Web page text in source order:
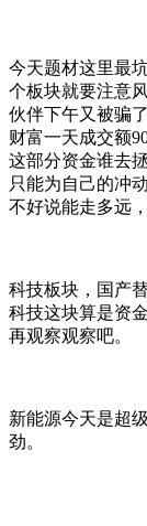
今天题材这里最
个板块就要注意
伙伴下午又被骗
财富一天成交额
这部分资金谁去
只能为自己的冲
不好说能走多远
科技板块，国产
科技这块算是资
再观察观察吧。
新能源今天是超
劲。